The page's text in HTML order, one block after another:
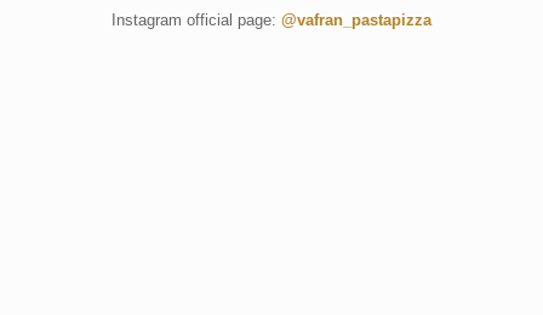
Instagram official page: @vafran_pastapizza